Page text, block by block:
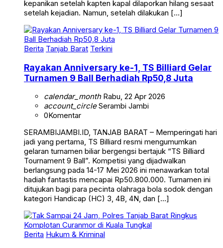
setelah kejadian. Namun, setelah dilakukan […]
Berita Tanjab Barat Terkini
Turnamen 9 Ball Berhadiah Rp50,8 Juta
account_circleSerambi Jambi
0Komentar
jadi yang pertama, TS Billiard resmi mengumumkan
gelaran turnamen biliar bergengsi bertajuk “TS Billiard
Tournament 9 Ball”. Kompetisi yang dijadwalkan
berlangsung pada 14-17 Mei 2026 ini menawarkan total
hadiah fantastis mencapai Rp50.800.000. Turnamen ini
ditujukan bagi para pecinta olahraga bola sodok dengan
kategori Handicap (HC) 3, 4B, 4N, dan […]
Berita Hukum & Kriminal